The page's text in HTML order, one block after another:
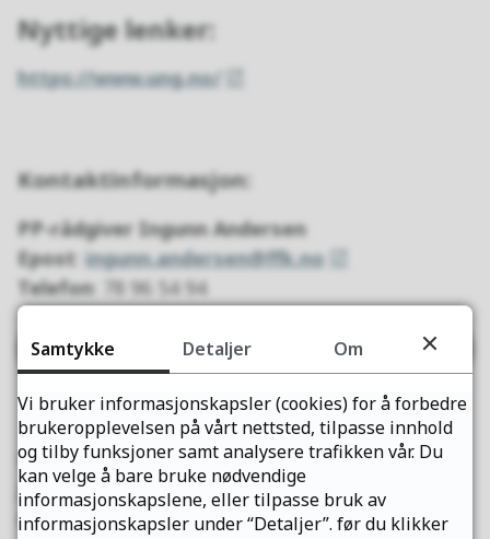
Nyttige lenker:
https://www.ung.no/
Kontaktinformasjon:
PP-rådgiver Ingunn Andersen
Epost ingunn.andersen@ffk.no
Telefon: 78 96 54 94
tjeneste her
Utdannings og karriererådgiver Helen
Johannessen
Epost:helen.johannessen@ffk.no
Samtykke Detaljer Om
Vi bruker informasjonskapsler (cookies) for å forbedre
brukeropplevelsen på vårt nettsted, tilpasse innhold
og tilby funksjoner samt analysere trafikken vår. Du
kan velge å bare bruke nødvendige
informasjonskapslene, eller tilpasse bruk av
informasjonskapsler under “Detaljer”. før du klikker